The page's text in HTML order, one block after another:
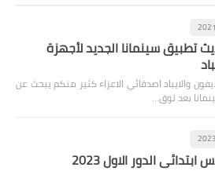
تطبيق سينمانا الجديد لأجهزة
والايباد اصدقائي الاعزاء كثير منكم يبحث عن
بعد توق…
الدور الاول 2023